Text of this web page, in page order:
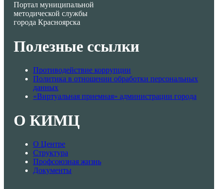
Портал муниципальной
методической службы
города Красноярска
Полезные ссылки
Противодействие коррупции
Политика в отношении обработки персональных
данных
«Виртуальная приемная» администрации города
О КИМЦ
О Центре
Структура
Профсоюзная жизнь
Документы